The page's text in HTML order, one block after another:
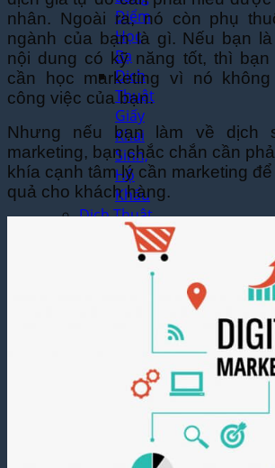
Điểm
Học
Bạ
Dịch
Thuật
Giấy
Khai
Sinh,
Hộ
Khẩu
Dịch Thuật
Đa Ngôn
Thuật
Tiếng
Trung
Quốc
Dịch
nhân. Ngoài ra, nó còn phụ
ngành của bạn là gì. Nếu bạn
nội dung có kỹ năng tốt, thì
cần học marketing vì nó
công việc của bạn.
Nhưng nếu bạn làm về dịch
marketing, bạn chắc chắn cần
khía cạnh tâm lý cần marketing
quả cho khách hàng.